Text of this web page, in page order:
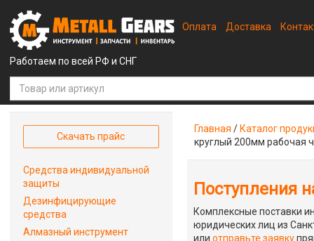
Работаем по всей РФ и СНГ
Оплата Доставка
Главная / Каталог
круглый 200мм рабочая
Поступления
Комплексные поставки
юридических лиц из
илиотправьте заявку
Скачать прайс
Средства индивидуальной
защиты
Дезинфицирующие
средства
Алмазный инструмент